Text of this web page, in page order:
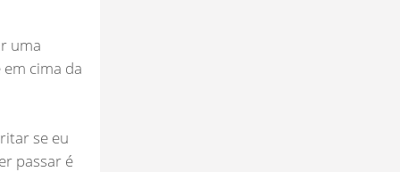
uma
cima da
se eu
passar é